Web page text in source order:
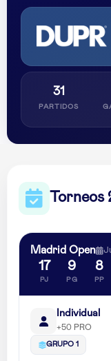
31
PARTIDOS
Torneos
Madrid Open
17
PJ
9
PG
8
PP
Individual
+50 PRO
GRUPO 1